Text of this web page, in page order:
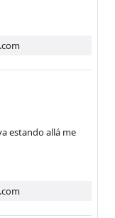
estando allá me